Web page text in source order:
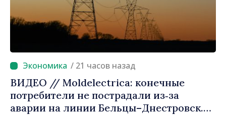
/ 21 часов назад
ВИДЕО // Moldelectrica: конечные
потребители не пострадали из‑за
аварии на линии Бельцы–Днестровск.